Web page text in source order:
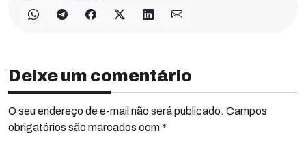
Deixe um comentário
O seu endereço de e-mail não será publicado. Campos
obrigatórios são marcados com *